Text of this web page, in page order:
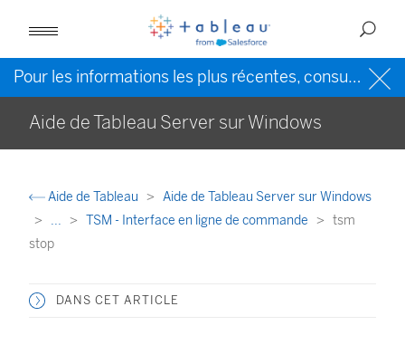
Pour les informations les plus récentes, consultez l’
Aide de Tableau Server sur Windows
Aide de Tableau
Aide de Tableau Server sur Windows
...
TSM - Interface en ligne de commande
tsm
stop
DANS CET ARTICLE